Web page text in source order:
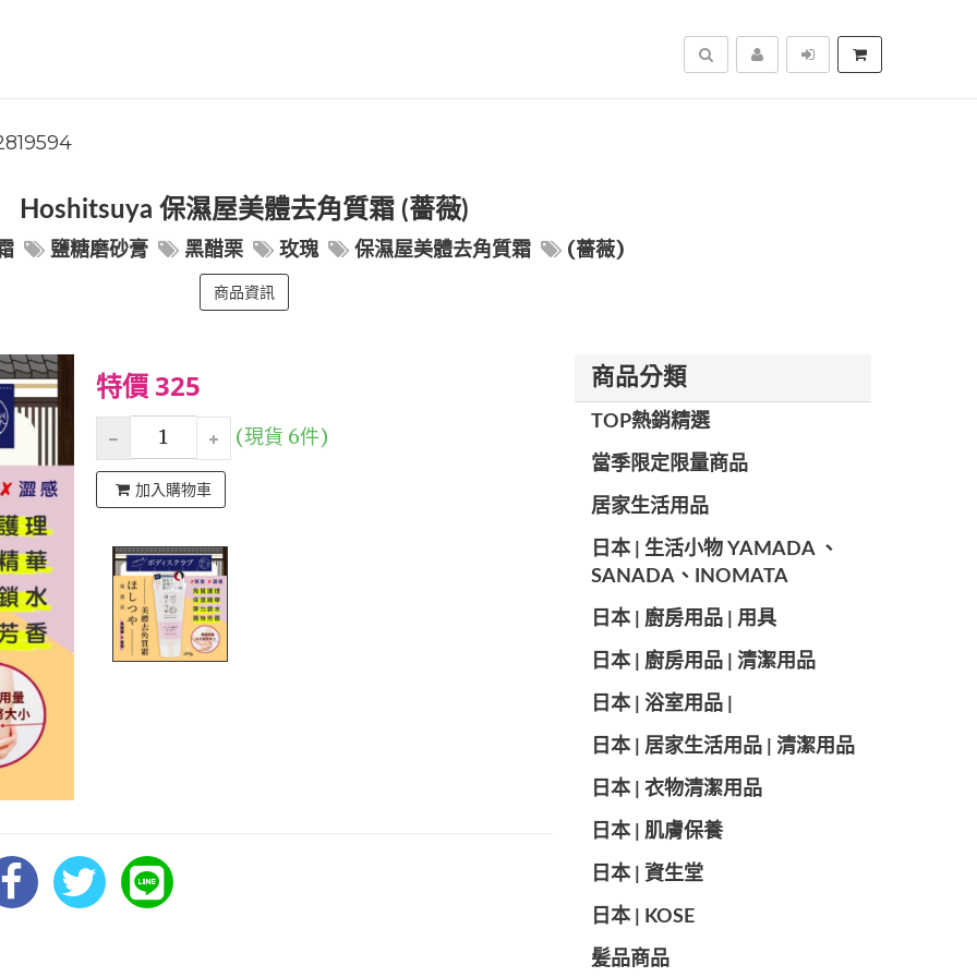
搜尋
Hoshitsuya 保濕屋美體去角質霜 (薔薇)
鹽糖磨砂膏 黑醋栗 玫瑰 保濕屋美體去角質霜 (薔薇)
商品資訊
特價 325
(現貨 6件)
加入購物車
商品分類
TOP熱銷精選
當季限定限量商品
居家生活用品
日本 | 生活小物 YAMADA 、
SANADA、INOMATA
日本 | 廚房用品 | 用具
日本 | 廚房用品 | 清潔用品
日本 | 浴室用品 |
日本 | 居家生活用品 | 清潔用品
日本 | 衣物清潔用品
日本 | 肌膚保養
日本 | 資生堂
日本 | KOSE
髪品商品